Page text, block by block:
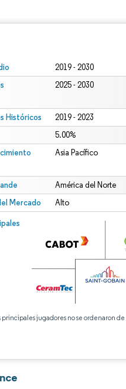
2019 - 2030
2025 - 2030
Históricos 2019 - 2023
5.00%
Asia Pacífico
América del Norte
Mercado Alto
principales jugadores no se ordenaron